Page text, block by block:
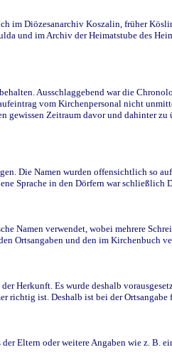
im Diözesanarchiv Koszalin, früher
und im Archiv der Heimatstube des
Ausschlaggebend war die
vom Kirchenpersonal nicht
Zeitraum davor und dahinter
Die Namen wurden offensichtlich so
Sprache in den Dörfern war
Namen verwendet, wobei mehrere
Ortsangaben und den im Kirchenbuch
Herkunft. Es wurde deshalb
richtig ist. Deshalb ist bei der
Eltern oder weitere Angaben wie z. B.